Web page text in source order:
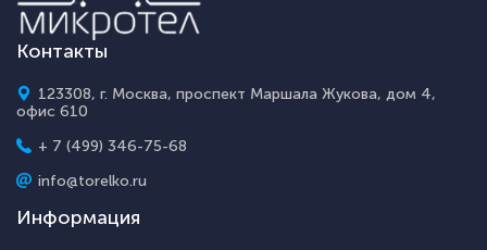
Контакты
123308, г. Москва, проспект Маршала Жукова, дом 4,
офис 610
+ 7 (499) 346-75-68
info@torelko.ru
Информация